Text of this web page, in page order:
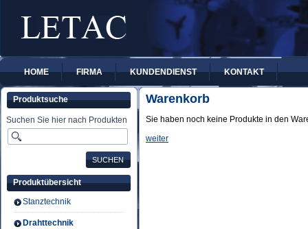
HOME FIRMA KUNDENDIENST KONTAKT
Produktsuche
Suchen Sie hier nach Produkten
Produktübersicht
Stanztechnik
Drahttechnik
Warenkorb
Sie haben noch keine Produkte in den
weiter